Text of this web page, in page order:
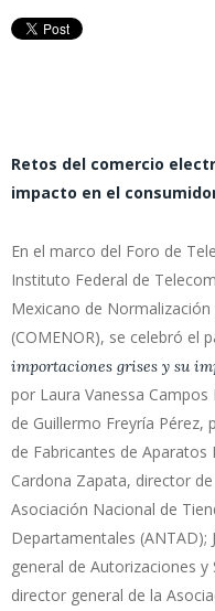
Retos del comercio
impacto en el
En el marco del Foro de
Instituto Federal de
Mexicano de
(COMENOR), se celebró el
importaciones grises y su
por Laura Vanessa
de Guillermo Freyría Pérez,
de Fabricantes de
Cardona Zapata, director
Asociación Nacional de
Departamentales (ANTAD);
general de Autorizaciones y
director general de la